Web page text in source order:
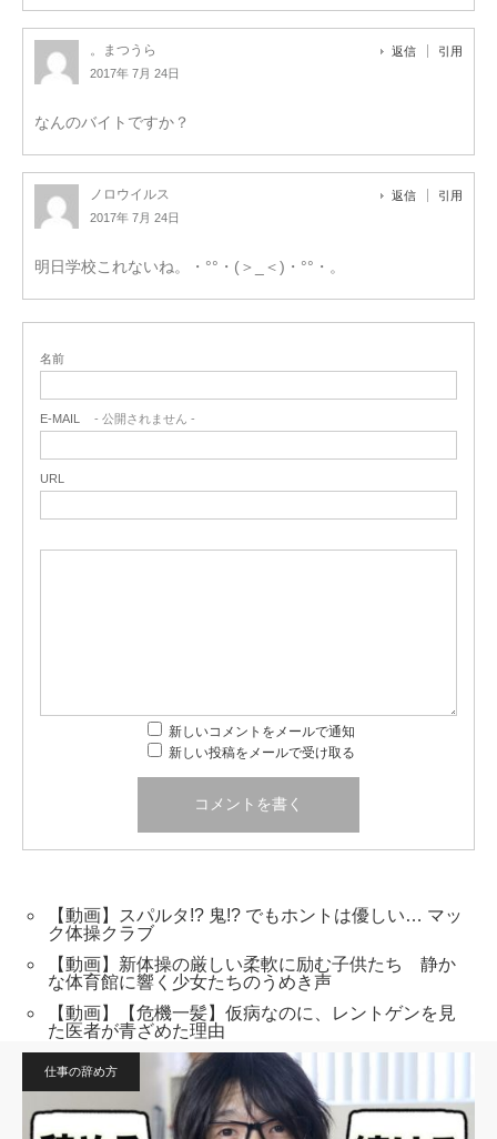
。まつうら
2017年 7月 24日
返信 引用
なんのバイトですか？
ノロウイルス
2017年 7月 24日
返信 引用
明日学校これないね。・°°・(＞_＜)・°°・。
名前
E-MAIL - 公開されません -
URL
新しいコメントをメールで通知
新しい投稿をメールで受け取る
【動画】スパルタ!? 鬼!? でもホントは優しい… マッ
ク体操クラブ
【動画】新体操の厳しい柔軟に励む子供たち 静か
な体育館に響く少女たちのうめき声
【動画】【危機一髪】仮病なのに、レントゲンを見
た医者が青ざめた理由
仕事の辞め方